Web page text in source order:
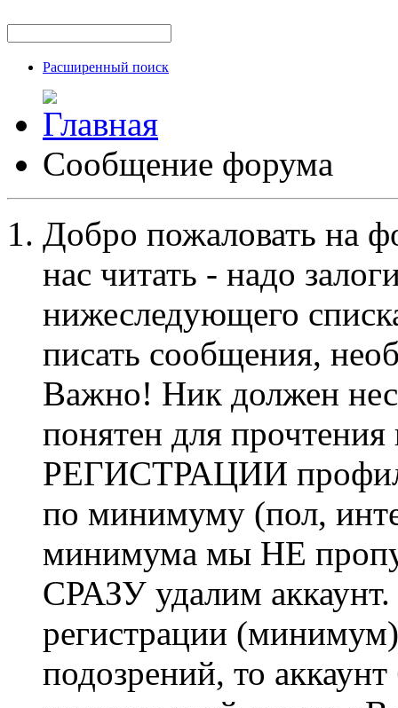
Расширенный поиск
Сообщение форума
Добро пожаловать на
нас читать - надо
нижеследующего
писать сообщения,
Важно! Ник должен
понятен для
РЕГИСТРАЦИИ профиль
по минимуму (пол,
минимума мы НЕ
СРАЗУ удалим
регистрации
подозрений, то